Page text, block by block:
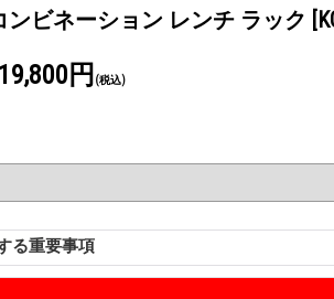
ンビネーション レンチ ラック
19,800円 (税込)
る重要事項